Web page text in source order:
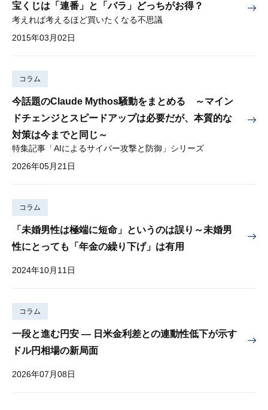
宝くじは「連番」と「バラ」どっちがお得？
考えれば考えるほど買いたくなる不思議
2015年03月02日
コラム
今話題のClaude Mythos騒動をまとめる ～マイン
ドチェンジとスピードアップは必要だが、本質的な
対策は今までと同じ～
特集記事「AIによるサイバー攻撃と防御」シリーズ
2026年05月21日
コラム
「未婚男性は極端に短命」というのは誤り～未婚男
性にとっても「年金の繰り下げ」は有用
2024年10月11日
コラム
一段と進む円安 — 日米金利差との連動性低下が示す
ドル円相場の新局面
2026年07月08日